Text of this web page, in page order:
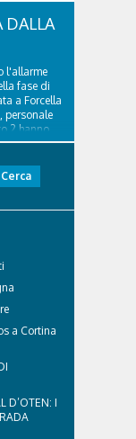
DALLA
l'allarme
fase di
a Forcella
personale
2 hanno
a Cortina
D’OTEN: I